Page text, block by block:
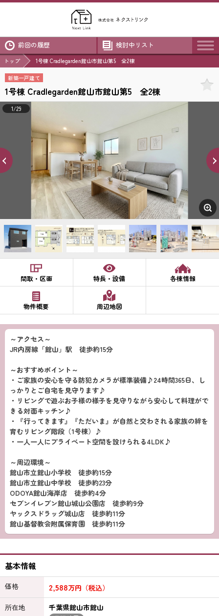
前回の履歴 検討中リスト
トップ 1号棟 Cradlegarden館山市館山第5 全2棟
新築一戸建て
1号棟 Cradlegarden館山市館山第5 全2棟
1/29
間取・区画 特長・設備 各棟情報
物件概要 周辺地図
～アクセス～
JR内房線「館山」駅 徒歩約15分
～おすすめポイント～
・ご家族の安心を守る防犯カメラが標準装備♪24時間365日、し
っかりとご自宅を見守ります♪
・リビングで遊ぶお子様の様子を見守りながら安心して料理がで
きる対面キッチン♪
・『行ってきます』『ただいま』が自然と交わされる家族の絆を
育むリビング階段（1号棟）♪
・一人一人にプライベート空間を設けられる4LDK♪
～周辺環境～
館山市立館山小学校 徒歩約15分
館山市立館山中学校 徒歩約23分
ODOYA館山海岸店 徒歩約4分
セブンイレブン館山城山公園店 徒歩約9分
ヤックスドラッグ城山店 徒歩約11分
館山基督教会附属保育園 徒歩約11分
基本情報
価格 2,588万円（税込）
所在地
千葉県館山市館山